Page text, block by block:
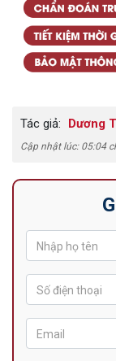
Tác giả: Dương
Cập nhật lúc: 05:04